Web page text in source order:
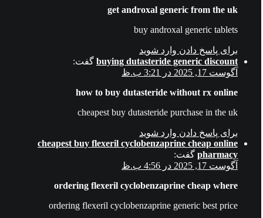
get androxal generic from the uk
buy androxal generic tablets
برای پاسخ دادن وارد شوید
buying dutasteride generic discount گفت:
آگوست 17, 2025 در 3:21 ب.ظ
how to buy dutasteride without rx online
cheapest buy dutasteride purchase in the uk
برای پاسخ دادن وارد شوید
cheapest buy flexeril cyclobenzaprine cheap online
pharmacy گفت:
آگوست 17, 2025 در 4:56 ب.ظ
ordering flexeril cyclobenzaprine cheap where
ordering flexeril cyclobenzaprine generic best price